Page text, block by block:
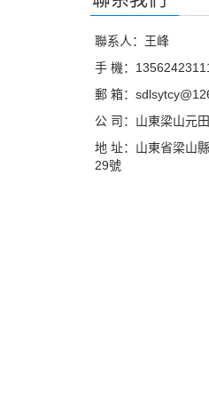
聯系人：王峰
手 機：
郵 箱：
公 司：山東梁山元
地 址：山東省梁山
29號